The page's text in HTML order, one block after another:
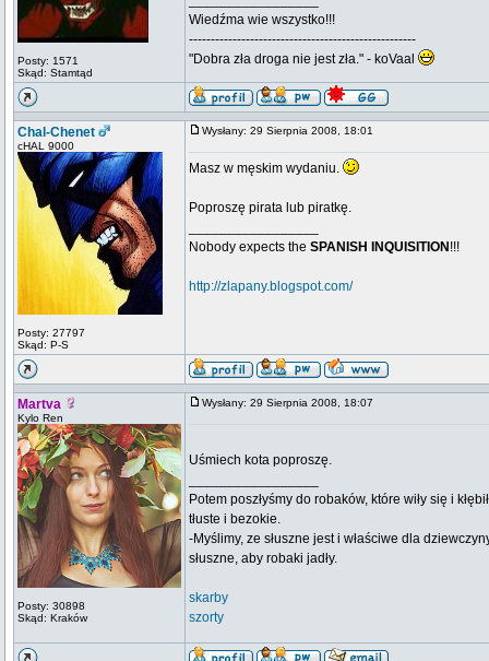
Posty: 1571
Skąd: Stamtąd
Wiedźma wie wszystko!!!
----------------------------------------------------
"Dobra zła droga nie jest zła." - koVaal
Chal-Chenet
cHAL 9000
Posty: 27797
Skąd: P-S
Wysłany: 29 Sierpnia 2008, 18:01
Masz w męskim wydaniu.
Poproszę pirata lub piratkę.
Nobody expects the SPANISH INQUISITION !!!
http://zlapany.blogspot.com/
Martva
Kylo Ren
Posty: 30898
Skąd: Kraków
Wysłany: 29 Sierpnia 2008, 18:07
Uśmiech kota poproszę.
Potem poszłyśmy do robaków, które wiły się i
tłuste i bezokie.
-Myślimy, ze słuszne jest i właściwe dla
słuszne, aby robaki jadły.
skarby
szorty